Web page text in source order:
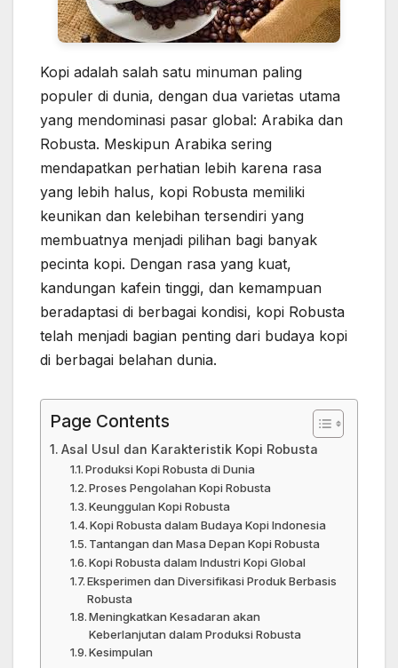
Kopi adalah salah satu minuman paling
populer di dunia, dengan dua varietas utama
yang mendominasi pasar global: Arabika dan
Robusta. Meskipun Arabika sering
mendapatkan perhatian lebih karena rasa
yang lebih halus, kopi Robusta memiliki
keunikan dan kelebihan tersendiri yang
membuatnya menjadi pilihan bagi banyak
pecinta kopi. Dengan rasa yang kuat,
kandungan kafein tinggi, dan kemampuan
beradaptasi di berbagai kondisi, kopi Robusta
telah menjadi bagian penting dari budaya kopi
di berbagai belahan dunia.
Page Contents
Asal Usul dan Karakteristik Kopi Robusta
Produksi Kopi Robusta di Dunia
Proses Pengolahan Kopi Robusta
Keunggulan Kopi Robusta
Kopi Robusta dalam Budaya Kopi Indonesia
Tantangan dan Masa Depan Kopi Robusta
Kopi Robusta dalam Industri Kopi Global
Eksperimen dan Diversifikasi Produk Berbasis
Robusta
Meningkatkan Kesadaran akan
Keberlanjutan dalam Produksi Robusta
Kesimpulan